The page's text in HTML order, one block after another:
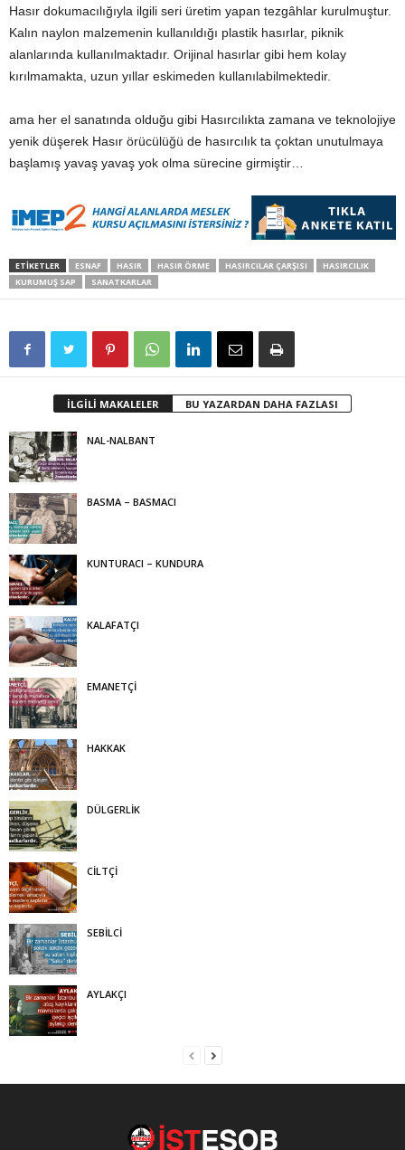
Hasır dokumacılığıyla ilgili seri üretim yapan tezgâhlar kurulmuştur.
Kalın naylon malzemenin kullanıldığı plastik hasırlar, piknik
alanlarında kullanılmaktadır. Orijinal hasırlar gibi hem kolay
kırılmamakta, uzun yıllar eskimeden kullanılabilmektedir.
ama her el sanatında olduğu gibi Hasırcılıkta zamana ve teknolojiye
yenik düşerek Hasır örücülüğü de hasırcılık ta çoktan unutulmaya
başlamış yavaş yavaş yok olma sürecine girmiştir…
ETİKETLER ESNAF HASIR HASIR ÖRME HASIRCILAR ÇARŞISI
HASIRCILIK
KURUMUŞ SAP
SANATKARLAR
İLGİLİ MAKALELER BU YAZARDAN DAHA FAZLASI
NAL-NALBANT
BASMA – BASMACI
KUNTURACI – KUNDURA
KALAFATÇI
EMANETÇİ
HAKKAK
DÜLGERLİK
CİLTÇİ
SEBİLCİ
AYLAKÇI